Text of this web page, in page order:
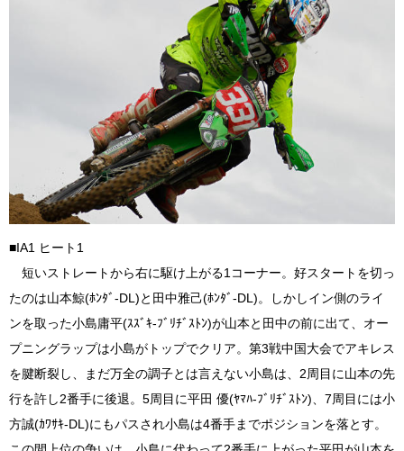
■IA1 ヒート1
短いストレートから右に駆け上がる1コーナー。好スタートを切っ
たのは山本鯨(ﾎﾝﾀﾞ-DL)と田中雅己(ﾎﾝﾀﾞ-DL)。しかしイン側のライ
ンを取った小島庸平(ｽｽﾞｷ-ﾌﾞﾘﾁﾞｽﾄﾝ)が山本と田中の前に出て、オー
プニングラップは小島がトップでクリア。第3戦中国大会でアキレス
を腱断裂し、まだ万全の調子とは言えない小島は、2周目に山本の先
行を許し2番手に後退。5周目に平田 優(ﾔﾏﾊ-ﾌﾞﾘﾁﾞｽﾄﾝ)、7周目には小
方誠(ｶﾜｻｷ-DL)にもパスされ小島は4番手までポジションを落とす。